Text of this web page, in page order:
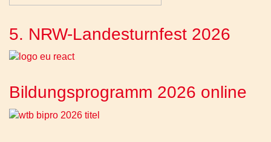
5. NRW-Landesturnfest 2026
Bildungsprogramm 2026 online